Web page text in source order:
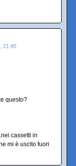
21:45
questo?
cassetti in
mi è uscito fuori